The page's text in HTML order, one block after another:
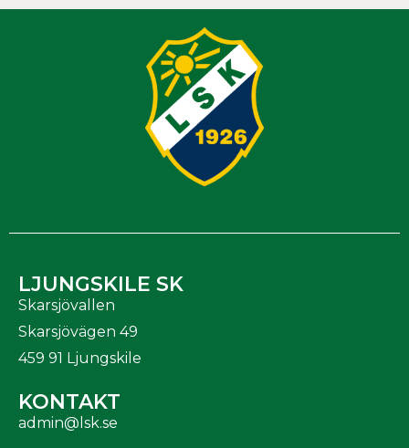
LJUNGSKILE SK
Skarsjövallen
Skarsjövägen 49
459 91 Ljungskile
KONTAKT
admin@lsk.se